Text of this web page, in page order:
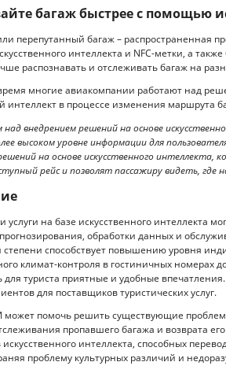
багаж быстрее с помощью
перепутанный багаж – распространенная
интеллекта и NFC-метки, а
распознавать и отслеживать багаж на
многие авиакомпании работают над
интеллект в процессе изменения маршрута
внедрением решений на основе
высоком уровне информации для
на основе искусственного
рейс и позволят пассажиру видеть, где
услуги на базе искусственного интеллекта
обработки данных и
степени способствует повышению уровня
климат-контроля в гостиничных
для туриста приятные и удобные
для поставщиков туристических услуг.
может помочь решить существующие
пропавшего багажа и возврата
интеллекта, способных
проблему культурных различий и